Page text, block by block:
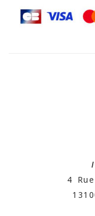
4